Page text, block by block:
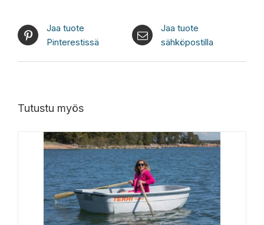
Jaa tuote
Pinterestissä
Jaa tuote
sähköpostilla
Tutustu myös